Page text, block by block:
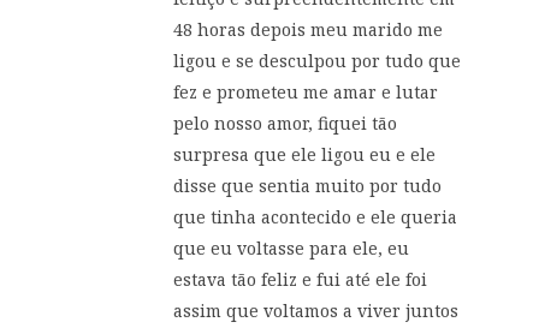
48 horas depois meu marido me
ligou e se desculpou por tudo que
fez e prometeu me amar e lutar
pelo nosso amor, fiquei tão
surpresa que ele ligou eu e ele
disse que sentia muito por tudo
que tinha acontecido e ele queria
que eu voltasse para ele, eu
estava tão feliz e fui até ele foi
assim que voltamos a viver juntos